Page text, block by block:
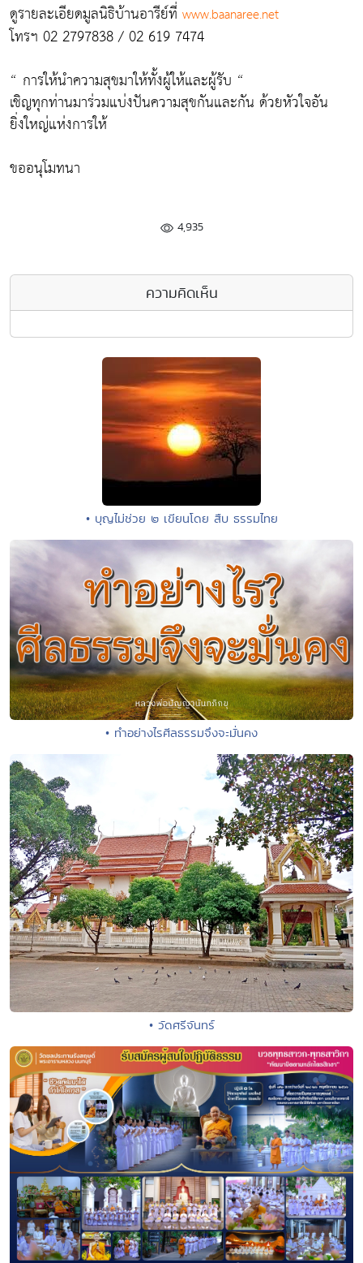
ดูรายละเอียดมูลนิธิบ้านอารีย์ที่ www.baanaree.net
โทรฯ 02 2797838 / 02 619 7474
“ การให้นำความสุขมาให้ทั้งผู้ให้และผู้รับ “
เชิญทุกท่านมาร่วมแบ่งปันความสุขกันและกัน ด้วยหัวใจอัน
ยิ่งใหญ่แห่งการให้
ขออนุโมทนา
4,935
ความคิดเห็น
• บุญไม่ช่วย ๒ เขียนโดย สืบ ธรรมไทย
• ทำอย่างไรศีลธรรมจึงจะมั่นคง
• วัดศรีจันทร์